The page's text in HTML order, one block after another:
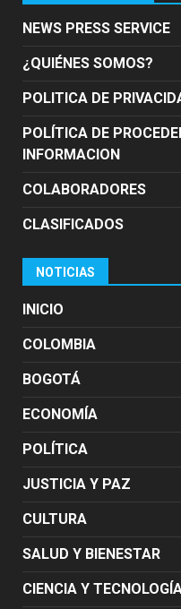
NEWS PRESS SERVICE
¿QUIÉNES SOMOS?
POLITICA DE
POLÍTICA DE
INFORMACION
COLABORADORES
CLASIFICADOS
NOTICIAS
INICIO
COLOMBIA
BOGOTÁ
ECONOMÍA
POLÍTICA
JUSTICIA Y PAZ
CULTURA
SALUD Y BIENESTAR
CIENCIA Y